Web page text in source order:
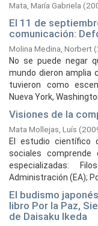
Mata, María Gabriela (
El 11 de
comunicación:
Molina Medina, Norbert(
No se puede negar
mundo dieron amplia
tuvieron como
Nueva York,
Visiones de la
Mata Mollejas, Luís (
El estudio científico
sociales comprende
especializadas:
Administración (EA);
El budismo
libro Por la Paz,
de Daisaku Ikeda